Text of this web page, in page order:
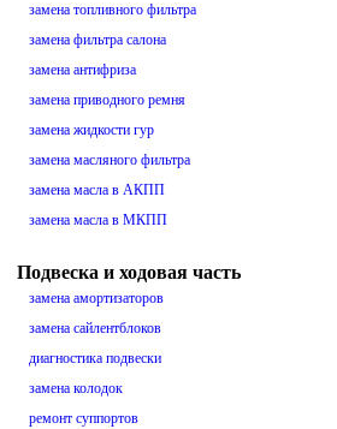
замена топливного фильтра
замена фильтра салона
замена антифриза
замена приводного ремня
замена жидкости гур
замена масляного фильтра
замена масла в АКПП
замена масла в МКПП
Подвеска и ходовая часть
замена амортизаторов
замена сайлентблоков
диагностика подвески
замена колодок
ремонт суппортов